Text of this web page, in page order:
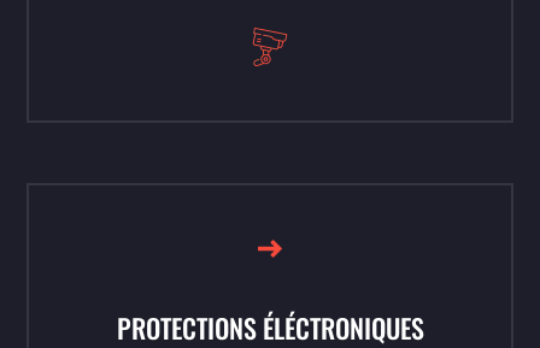
PROTECTIONS ÉLÉCTRONIQUES